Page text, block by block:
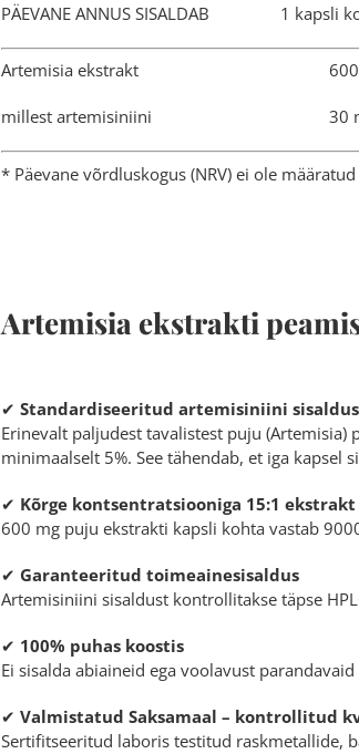
PÄEVANE ANNUS SISALDAB
Artemisia
millest
* Päevane võrdluskogus (NRV) ei ole määratud
Artemisia ekstrakti
✔ Standardiseeritud artemisiniini
Erinevalt paljudest tavalistest puju
minimaalselt 5%. See tähendab, et iga kapsel
✔ Kõrge kontsentratsiooniga 15:1 ekstrakt
600 mg puju ekstrakti kapsli kohta vastab
✔ Garanteeritud toimeainesisaldus
Artemisiniini sisaldust kontrollitakse täpse
✔ 100% puhas koostis
Ei sisalda abiaineid ega voolavust
✔ Valmistatud Saksamaal – kontrollitud
Sertifitseeritud laboris testitud raskmetallide,